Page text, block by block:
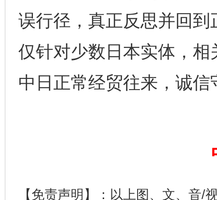
误行径，真正反思并回
仅针对少数日本实体，
中日正常经贸往来，诚
【免责声明】：以上图、文、音/